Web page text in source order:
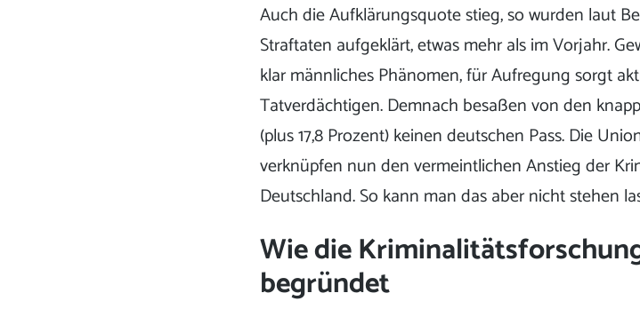
Auch die Aufklärungsquote stieg, so wurden laut
Straftaten aufgeklärt, etwas mehr als im Vorjahr.
klar männliches Phänomen, für Aufregung sorgt
Tatverdächtigen. Demnach besaßen von den
(plus 17,8 Prozent) keinen deutschen Pass. Die
verknüpfen nun den vermeintlichen Anstieg der
Deutschland. So kann man das aber nicht stehen
Wie die
begründet